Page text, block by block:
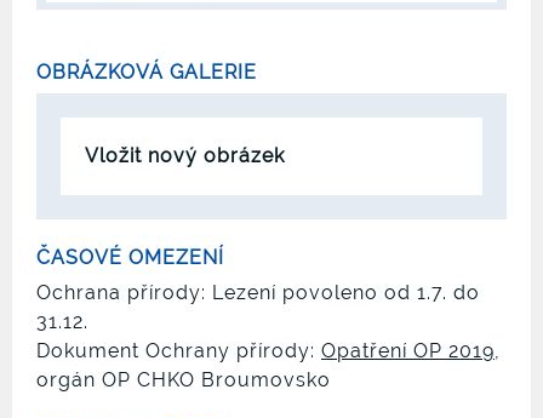
OBRÁZKOVÁ GALERIE
Vložit nový obrázek
ČASOVÉ OMEZENÍ
Ochrana přírody: Lezení povoleno od 1.7. do
31.12.
Dokument Ochrany přírody: Opatření OP 2019,
orgán OP CHKO Broumovsko